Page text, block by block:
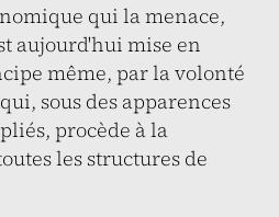
qui la menace,
aujourd'hui mise en
même, par la volonté
sous des apparences
procède à la
les structures de